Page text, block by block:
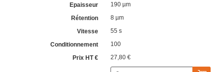
190 µm
8 µm
55 s
100
27,80 €